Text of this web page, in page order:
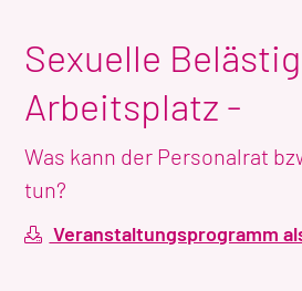
Sexuelle
Arbeitsplatz -
Was kann der Personalrat
tun?
Veranstaltungsprogramm